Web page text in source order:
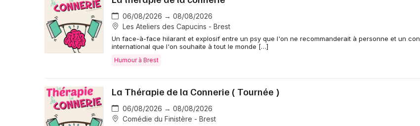
06/08/2026 → 08/08/2026
Les Ateliers des Capucins - Brest
Un face-à-face hilarant et explosif entre un psy que l'on ne recommanderait à personne et un con
international que l'on souhaite à tout le monde […]
Humour à Brest
La Thérapie de la Connerie ( Tournée )
06/08/2026 → 08/08/2026
Comédie du Finistère - Brest